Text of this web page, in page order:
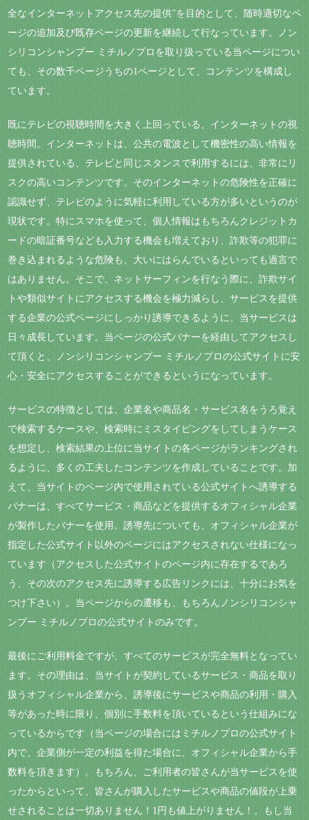
全なインターネットアクセス先の提供”を目的として、随時適切なペ
ージの追加及び既存ページの更新を継続して行なっています。ノン
シリコンシャンプー ミチルノプロを取り扱っている当ページについ
ても、その数千ページうちの1ページとして、コンテンツを構成し
ています。
既にテレビの視聴時間を大きく上回っている、インターネットの視
聴時間。インターネットは、公共の電波として機密性の高い情報を
提供されている、テレビと同じスタンスで利用するには、非常にリ
スクの高いコンテンツです。そのインターネットの危険性を正確に
認識せず、テレビのように気軽に利用している方が多いというのが
現状です。特にスマホを使って、個人情報はもちろんクレジットカ
ードの暗証番号なども入力する機会も増えており、詐欺等の犯罪に
巻き込まれるような危険も、大いにはらんでいるといっても過言で
はありません。そこで、ネットサーフィンを行なう際に、詐欺サイ
トや類似サイトにアクセスする機会を極力減らし、サービスを提供
する企業の公式ページにしっかり誘導できるように、当サービスは
日々成長しています。当ページの公式バナーを経由してアクセスし
て頂くと、ノンシリコンシャンプー ミチルノプロの公式サイトに安
心・安全にアクセスすることができるというになっています。
サービスの特徴としては、企業名や商品名・サービス名をうろ覚え
で検索するケースや、検索時にミスタイピングをしてしまうケース
を想定し、検索結果の上位に当サイトの各ページがランキングされ
るように、多くの工夫したコンテンツを作成していることです。加
えて、当サイトのページ内で使用されている公式サイトへ誘導する
バナーは、すべてサービス・商品などを提供するオフィシャル企業
が製作したバナーを使用。誘導先についても、オフィシャル企業が
指定した公式サイト以外のページにはアクセスされない仕様になっ
ています（アクセスした公式サイトのページ内に存在するであろ
う、その次のアクセス先に誘導する広告リンクには、十分にお気を
つけ下さい）。当ページからの遷移も、もちろんノンシリコンシャ
ンプー ミチルノプロの公式サイトのみです。
最後にご利用料金ですが、すべてのサービスが完全無料となってい
ます。その理由は、当サイトが契約しているサービス・商品を取り
扱うオフィシャル企業から、誘導後にサービスや商品の利用・購入
等があった時に限り、個別に手数料を頂いているという仕組みにな
っているからです（当ページの場合にはミチルノプロの公式サイト
内で、企業側が一定の利益を得た場合に、オフィシャル企業から手
数料を頂きます）。もちろん、ご利用者の皆さんが当サービスを使
ったからといって、皆さんが購入したサービスや商品の値段が上乗
せされることは一切ありません！1円も値上がりません！。もし当